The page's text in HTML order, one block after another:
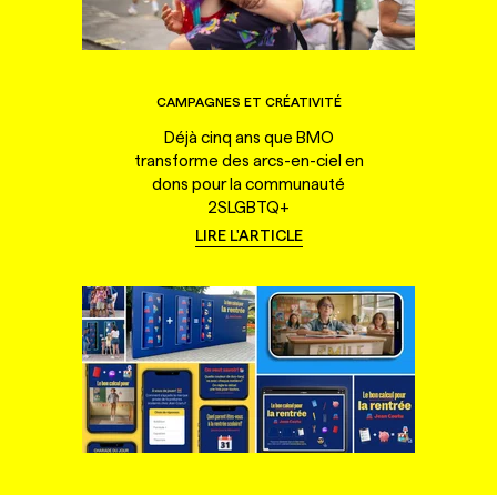
CAMPAGNES ET CRÉATIVITÉ
Déjà cinq ans que BMO
transforme des arcs-en-ciel en
dons pour la communauté
2SLGBTQ+
LIRE L'ARTICLE